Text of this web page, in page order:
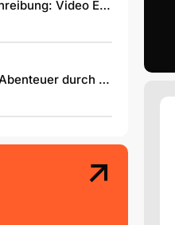
Stellenausschreibung: Video Editor / Cutter (m/w/d)
Bikepacking-Abenteuer durch die Sahara